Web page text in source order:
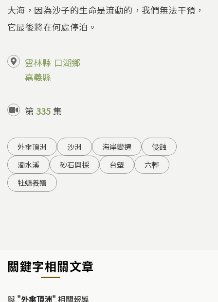
大海，因為沙子的生命是流動的，我們無法干預，
它最後將在何處停泊。
雲林縣 口湖鄉
嘉義縣
第 335集
外傘頂洲 沙洲 海岸變遷
侵蝕
濁水溪
砂石開採 台塑
六輕
牡蠣養殖
關鍵字相關文章
與 "外傘頂洲" 相關報導